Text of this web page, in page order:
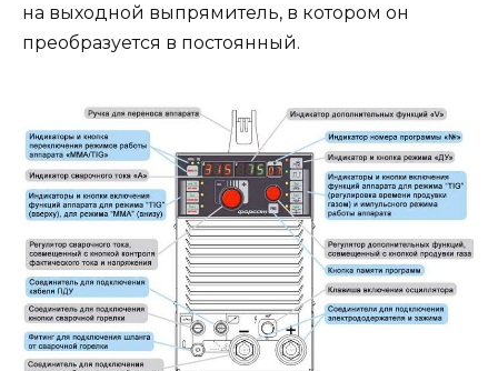
на выходной выпрямитель, в котором он
преобразуется в постоянный.